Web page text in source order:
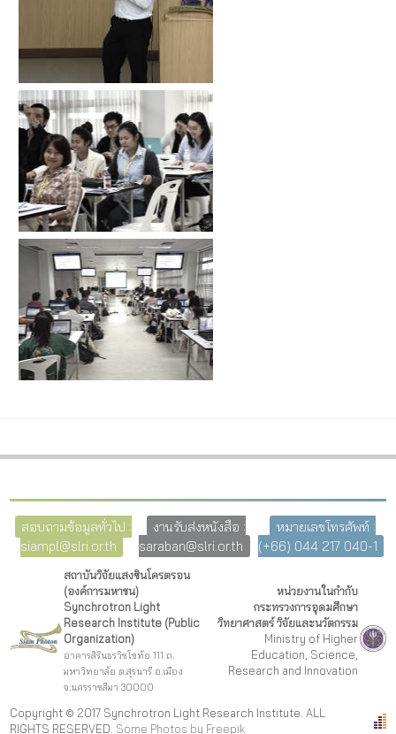
สอบถามข้อมูลทั่วไป :
siampl@slri.or.th
งานรับส่งหนังสือ :
saraban@slri.or.th
หมายเลขโทรศัพท์ :
(+66) 044 217 040-1
สถาบันวิจัยแสงซินโครตรอน
(องค์การมหาชน)
Synchrotron Light
Research Institute (Public
Organization)
อาคารสิรินธรวิชโชทัย 111 ถ.
มหาวิทยาลัย ต.สุรนารี อ.เมือง
จ.นครราชสีมา 30000
หน่วยงานในกำกับ
กระทรวงการอุดมศึกษา
วิทยาศาสตร์ วิจัยและนวัตกรรม
Ministry of Higher
Education, Science,
Research and Innovation
Copyright © 2017 Synchrotron Light Research Institute. ALL
RIGHTS RESERVED. Some Photos by Freepik